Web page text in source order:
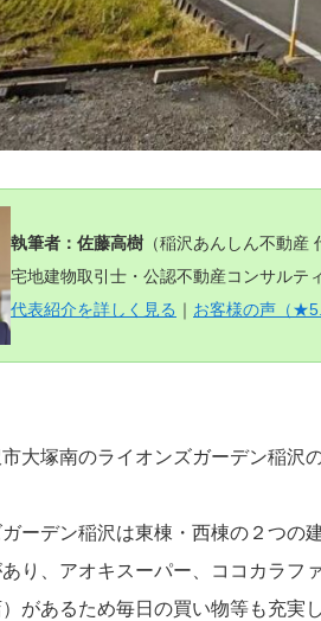
執筆者：佐藤高樹 （稲沢あんしん不動産
宅地建物取引士・公認不動産コンサルテ
代表紹介を詳しく見る ｜ お客様の声（
大塚南のライオンズガーデン稲沢
ーデン稲沢は東棟・西棟の２つの
あり、アオキスーパー、ココカラフ
があるため毎日の買い物等も充実